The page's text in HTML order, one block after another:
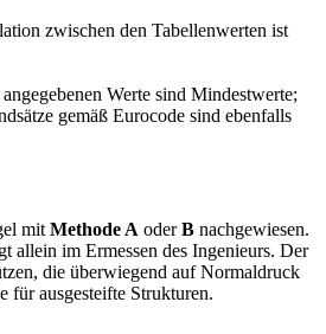
zwischen den Tabellenwerten ist
Werte sind Mindestwerte;
gemäß Eurocode sind ebenfalls
mit Methode A oderB nachgewiesen.
allein im Ermessen des Ingenieurs. Der
die überwiegend auf Normaldruck
für ausgesteifte Strukturen.